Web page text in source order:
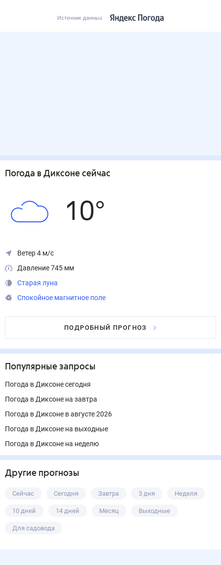
Источник данных
Погода в Диксоне сейчас
10°
Ветер 4 м/с
Давление 745 мм
Старая луна
Спокойное магнитное поле
ПОДРОБНЫЙ ПРОГНОЗ
Популярные запросы
Погода в Диксоне сегодня
Погода в Диксоне на завтра
Погода в Диксоне в августе 2026
Погода в Диксоне на выходные
Погода в Диксоне на неделю
Другие прогнозы
Сейчас Сегодня Завтра 3 дня Неделя
10 дней 14 дней Месяц Выходные
Для садовода